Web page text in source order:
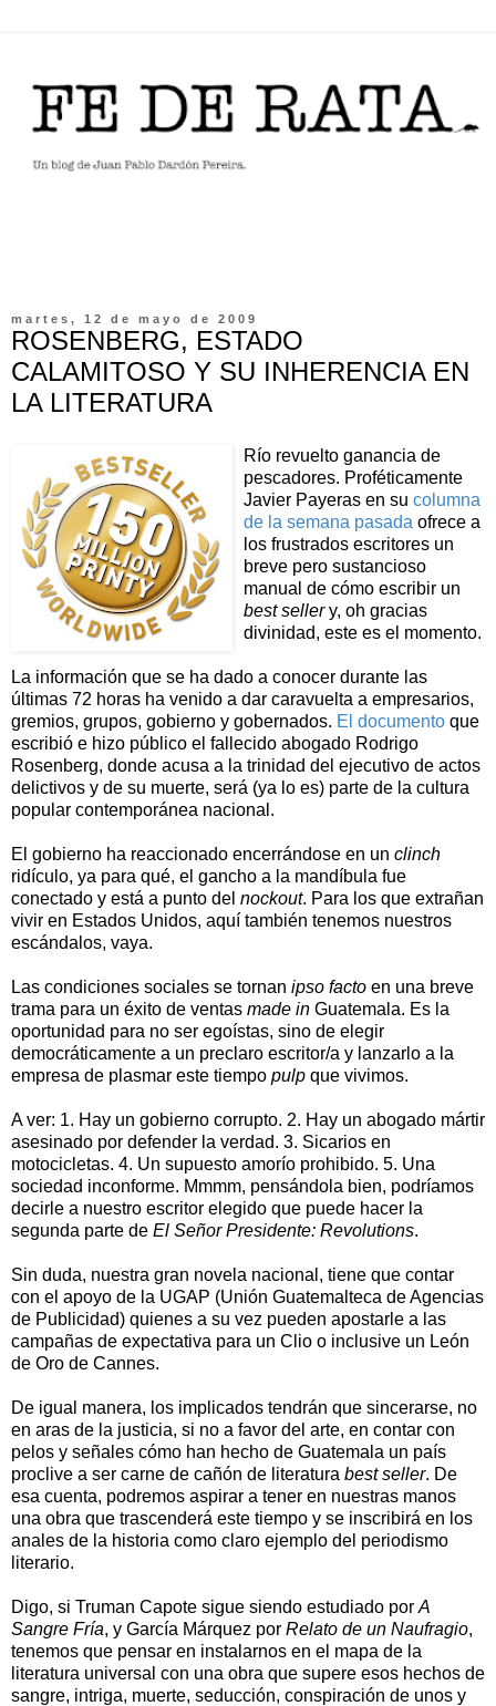
martes, 12 de mayo de 2009
ROSENBERG, ESTADO
CALAMITOSO Y SU INHERENCIA EN
LA LITERATURA
Río revuelto ganancia de
pescadores. Proféticamente
Javier Payeras en su columna
de la semana pasada ofrece a
los frustrados escritores un
breve pero sustancioso
manual de cómo escribir un
best sellery, oh gracias
divinidad, este es el momento.
La información que se ha dado a conocer durante las
últimas 72 horas ha venido a dar caravuelta a empresarios,
gremios, grupos, gobierno y gobernados. El documento que
escribió e hizo público el fallecido abogado Rodrigo
Rosenberg, donde acusa a la trinidad del ejecutivo de actos
delictivos y de su muerte, será (ya lo es) parte de la cultura
popular contemporánea nacional.
El gobierno ha reaccionado encerrándose en un clinch
ridículo, ya para qué, el gancho a la mandíbula fue
conectado y está a punto del nockout. Para los que extrañan
vivir en Estados Unidos, aquí también tenemos nuestros
escándalos, vaya.
Las condiciones sociales se tornan ipso facto en una breve
trama para un éxito de ventas made in Guatemala. Es la
oportunidad para no ser egoístas, sino de elegir
democráticamente a un preclaro escritor/a y lanzarlo a la
empresa de plasmar este tiempo pulp que vivimos.
A ver: 1. Hay un gobierno corrupto. 2. Hay un abogado mártir
asesinado por defender la verdad. 3. Sicarios en
motocicletas. 4. Un supuesto amorío prohibido. 5. Una
sociedad inconforme. Mmmm, pensándola bien, podríamos
decirle a nuestro escritor elegido que puede hacer la
segunda parte de El Señor Presidente: Revolutions.
Sin duda, nuestra gran novela nacional, tiene que contar
con el apoyo de la UGAP (Unión Guatemalteca de Agencias
de Publicidad) quienes a su vez pueden apostarle a las
campañas de expectativa para un Clio o inclusive un León
de Oro de Cannes.
De igual manera, los implicados tendrán que sincerarse, no
en aras de la justicia, si no a favor del arte, en contar con
pelos y señales cómo han hecho de Guatemala un país
proclive a ser carne de cañón de literatura best seller. De
esa cuenta, podremos aspirar a tener en nuestras manos
una obra que trascenderá este tiempo y se inscribirá en los
anales de la historia como claro ejemplo del periodismo
literario.
Digo, si Truman Capote sigue siendo estudiado por A
Sangre Fría, y García Márquez por Relato de un Naufragio,
tenemos que pensar en instalarnos en el mapa de la
literatura universal con una obra que supere esos hechos de
sangre, intriga, muerte, seducción, conspiración de unos y